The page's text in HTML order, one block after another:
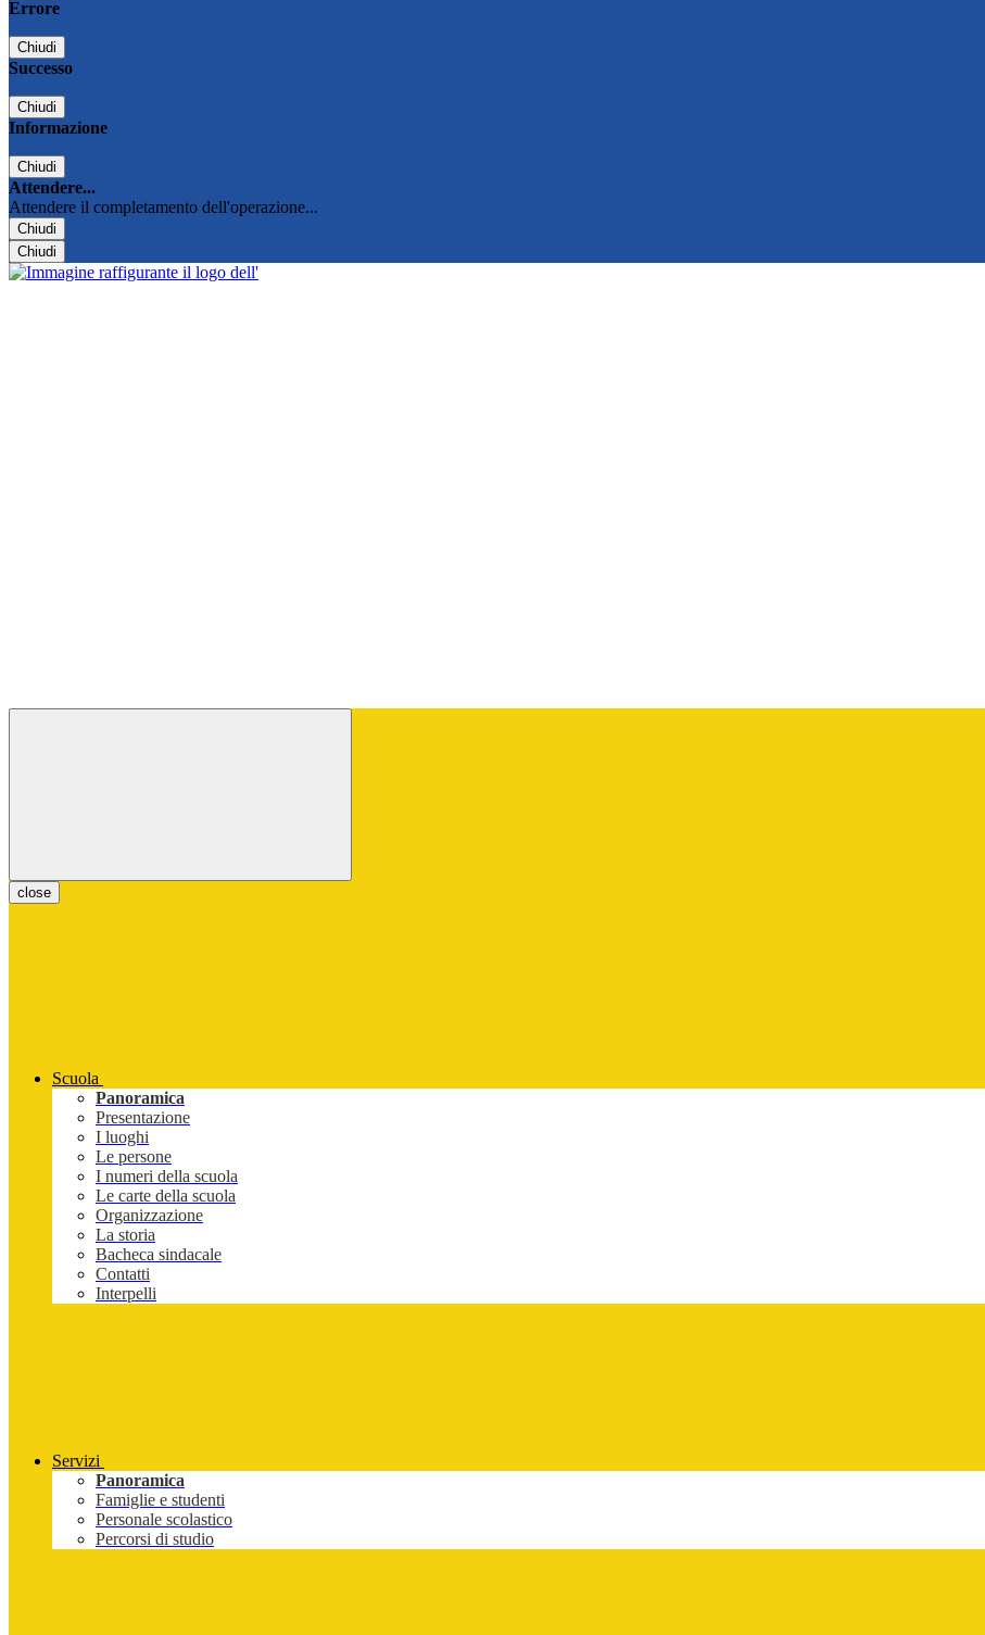
Errore
Chiudi
Successo
Chiudi
Informazione
Chiudi
Attendere...
Attendere il completamento dell'operazione...
Chiudi
Chiudi
close
Scuola
Panoramica
Presentazione
I luoghi
Le persone
I numeri della scuola
Le carte della scuola
Organizzazione
La storia
Bacheca sindacale
Contatti
Interpelli
Servizi
Panoramica
Famiglie e studenti
Personale scolastico
Percorsi di studio